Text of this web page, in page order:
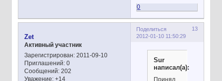
0
Поделиться
13
2012-01-10 11:50:29
Zet
Активный участник
Зарегистрирован: 2011-09-10
Приглашений:0
Сообщений:202
Уважение: +14
Sur
написал(а):